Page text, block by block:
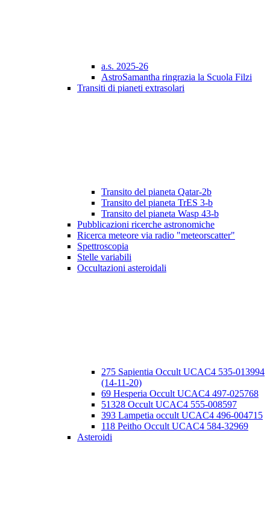
a.s. 2025-26
AstroSamantha ringrazia la Scuola Filzi
Transiti di pianeti extrasolari
Transito del pianeta Qatar-2b
Transito del pianeta TrES 3-b
Transito del pianeta Wasp 43-b
Pubblicazioni ricerche astronomiche
Ricerca meteore via radio "meteorscatter"
Spettroscopia
Stelle variabili
Occultazioni asteroidali
275 Sapientia Occult UCAC4 535-013994
(14-11-20)
69 Hesperia Occult UCAC4 497-025768
51328 Occult UCAC4 555-008597
393 Lampetia occult UCAC4 496-004715
118 Peitho Occult UCAC4 584-32969
Asteroidi